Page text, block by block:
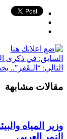
السابق: في ذكرى
التالي: “الـقَفر”..
مقالات مشابهة
وزير المياه
النمر العربي